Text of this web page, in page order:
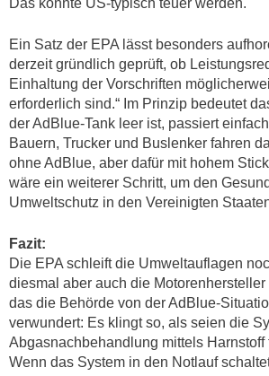
Ein Satz der EPA lässt besonders
derzeit gründlich geprüft, ob
Einhaltung der Vorschriften
erforderlich sind.“ Im Prinzip bedeutet
der AdBlue-Tank leer ist, passiert
Bauern, Trucker und Buslenker fahren
ohne AdBlue, aber dafür mit hohem
wäre ein weiterer Schritt, um den
Umweltschutz in den Vereinigten
Fazit:
Die EPA schleift die Umweltauflagen
diesmal aber auch die
das die Behörde von der AdBlue-
verwundert: Es klingt so, als seien die
Abgasnachbehandlung mittels Harnstoff
Wenn das System in den Notlauf